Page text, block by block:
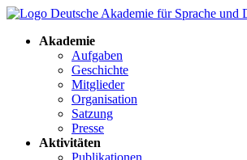
Akademie
Aufgaben
Geschichte
Mitglieder
Organisation
Satzung
Presse
Aktivitäten
Publikationen